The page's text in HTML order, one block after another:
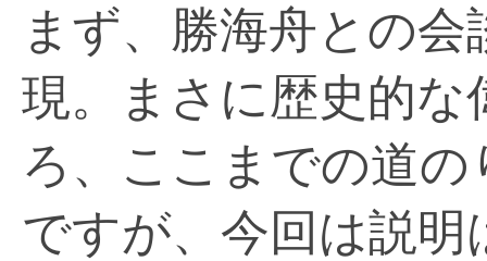
まず、勝海舟との
現。まさに歴史的
ろ、ここまでの道
ですが、今回は説